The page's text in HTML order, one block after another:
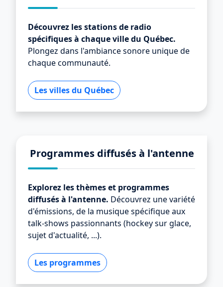
Découvrez les stations de radio
spécifiques à chaque ville du Québec.
Plongez dans l'ambiance sonore unique de
chaque communauté.
Les villes du Québec
Programmes diffusés à l'antenne
Explorez les thèmes et programmes
diffusés à l'antenne. Découvrez une variété
d'émissions, de la musique spécifique aux
talk-shows passionnants (hockey sur glace,
sujet d'actualité, ...).
Les programmes